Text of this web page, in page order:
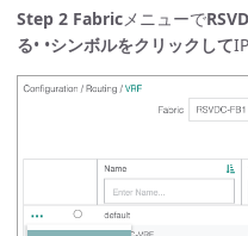
Step 2 Fabricメニューで
る• •シンボルをクリックして